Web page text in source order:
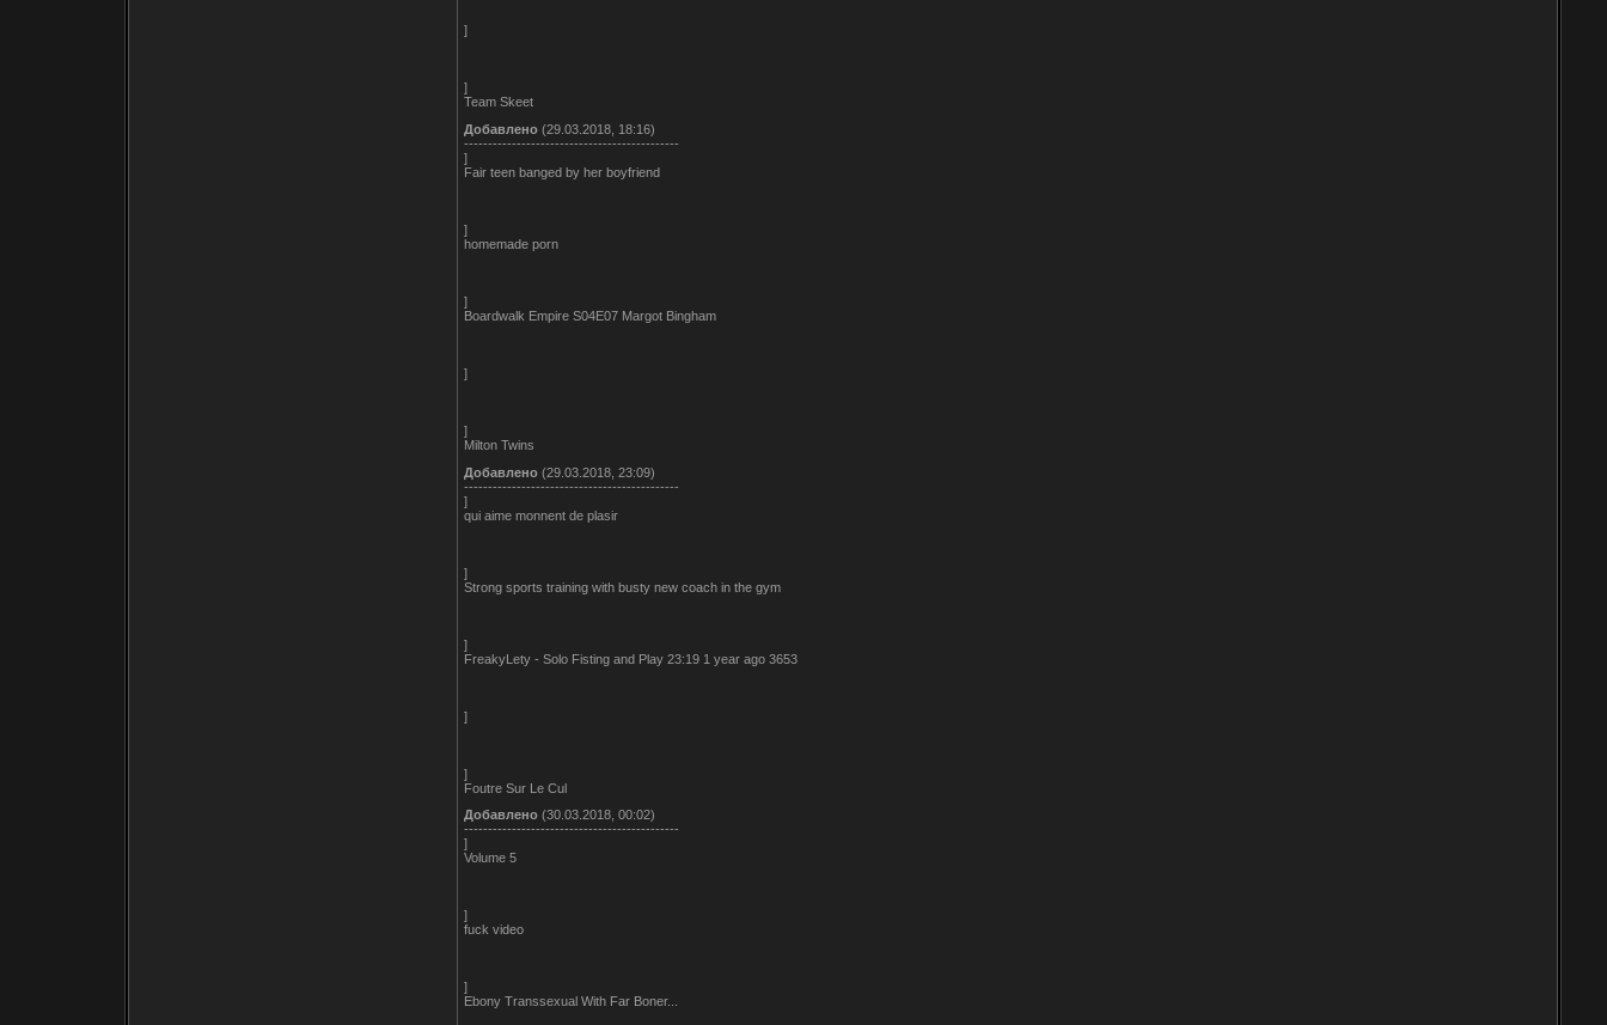
]
]
Team Skeet
Добавлено (29.03.2018, 18:16)
---------------------------------------------
]
Fair teen banged by her boyfriend
]
homemade porn
]
Boardwalk Empire S04E07 Margot Bingham
]
]
Milton Twins
Добавлено (29.03.2018, 23:09)
---------------------------------------------
]
qui aime monnent de plasir
]
Strong sports training with busty new coach in the gym
]
FreakyLety - Solo Fisting and Play 23:19 1 year ago 3653
]
]
Foutre Sur Le Cul
Добавлено (30.03.2018, 00:02)
---------------------------------------------
]
Volume 5
]
fuck video
]
Ebony Transsexual With Far Boner...